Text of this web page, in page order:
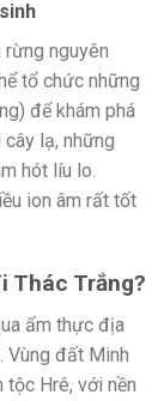
rừng nguyên
tổ chức những
để khám phá
lạ, những
hót líu lo.
ion âm rất tốt
Thác Trắng?
ẩm thực địa
Vùng đất Minh
Hrê, với nền